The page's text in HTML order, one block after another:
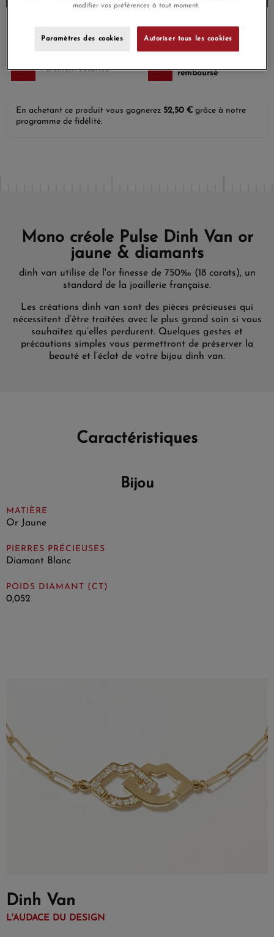
Livraison gratuite
Payez en 4x ou 10x
sans frais
Paiement sécurisé
remboursé
En achetant ce produit vous gagnerez 52,50 € grâce à notre
programme de fidélité.
Mono créole Pulse Dinh Van or
jaune & diamants
dinh van utilise de l'or finesse de 750‰ (18 carats), un
standard de la joaillerie française.
Les créations dinh van sont des pièces précieuses qui
nécessitent d’être traitées avec le plus grand soin si vous
souhaitez qu’elles perdurent. Quelques gestes et
précautions simples vous permettront de préserver la
beauté et l’éclat de votre bijou dinh van.
Caractéristiques
Bijou
MATIÈRE
Or Jaune
PIERRES PRÉCIEUSES
Diamant Blanc
POIDS DIAMANT (CT)
0,052
Dinh Van
L'AUDACE DU DESIGN
modifier vos préférences à tout moment.
Paramètres des cookies Autoriser tous les cookies